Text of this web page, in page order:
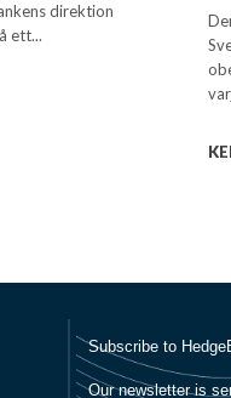
direktion
på ett...